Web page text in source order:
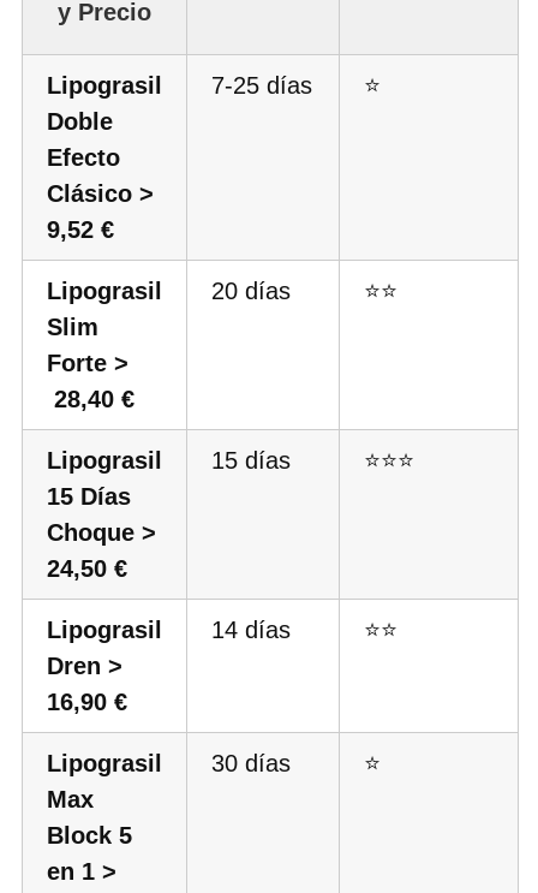
y Precio
Lipograsil
Doble
Efecto
Clásico >
9,52 €
7-25 días ⭐
Lipograsil
Slim
Forte >
28,40 €
20 días ⭐⭐
Lipograsil
15 Días
Choque >
24,50 €
15 días ⭐⭐⭐
Lipograsil
Dren >
16,90 €
14 días ⭐⭐
Lipograsil
Max
Block 5
en 1 >
30 días ⭐